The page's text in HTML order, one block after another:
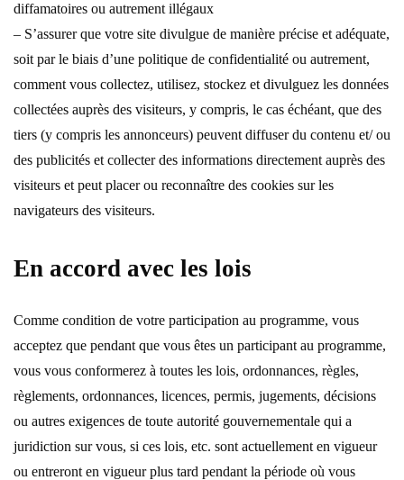
diffamatoires ou autrement illégaux
– S’assurer que votre site divulgue de manière précise et adéquate,
soit par le biais d’une politique de confidentialité ou autrement,
comment vous collectez, utilisez, stockez et divulguez les données
collectées auprès des visiteurs, y compris, le cas échéant, que des
tiers (y compris les annonceurs) peuvent diffuser du contenu et/ ou
des publicités et collecter des informations directement auprès des
visiteurs et peut placer ou reconnaître des cookies sur les
navigateurs des visiteurs.
En accord avec les lois
Comme condition de votre participation au programme, vous
acceptez que pendant que vous êtes un participant au programme,
vous vous conformerez à toutes les lois, ordonnances, règles,
règlements, ordonnances, licences, permis, jugements, décisions
ou autres exigences de toute autorité gouvernementale qui a
juridiction sur vous, si ces lois, etc. sont actuellement en vigueur
ou entreront en vigueur plus tard pendant la période où vous